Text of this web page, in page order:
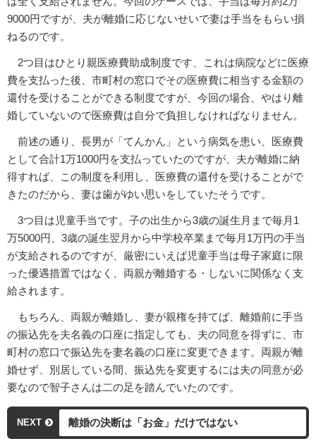
9000円ですが、夫が離婚に応じないせいで妻は手当をもらい損
ねるのです。
2つ目はひとり親医療費助成制度です、これは病院などに医療
費を支払った後、市町村の窓口でその医療費に相当する金額の
還付を受けることができる制度ですが、今回の場合、やはり離
婚していないので医療費は自分で負担しなければなりません。
前述の通り、長男が「てんかん」という病気を患い、医療費
として合計1万1000円を支払っていたのですが、夫が離婚に納
得すれば、この制度を利用し、医療費の還付を受けることがで
きたのだから、妻は歯がゆい思いをしていたそうです。
3つ目は児童手当です。子の出生から3歳の誕生月まで毎月1
万5000円、3歳の誕生翌月から中学校卒業まで毎月1万円の手当
が支給されるのですが、厳密にいえば児童手当は母子家庭に限
った優遇措置ではなく、両親が離婚する・しないに関係なく支
給されます。
もちろん、両親が離婚し、妻が親権を持てば、離婚前に手当
の振込先を夫名義の口座に指定しても、夫の同意を得ずに、市
町村の窓口で振込先を妻名義の口座に変更できます。両親が離
婚せず、別居している間、振込先を変更するには夫の同意が必
要なので智子さんは二の足を踏んでいたのです。
NEXT 離婚の決断は「お金」だけではない